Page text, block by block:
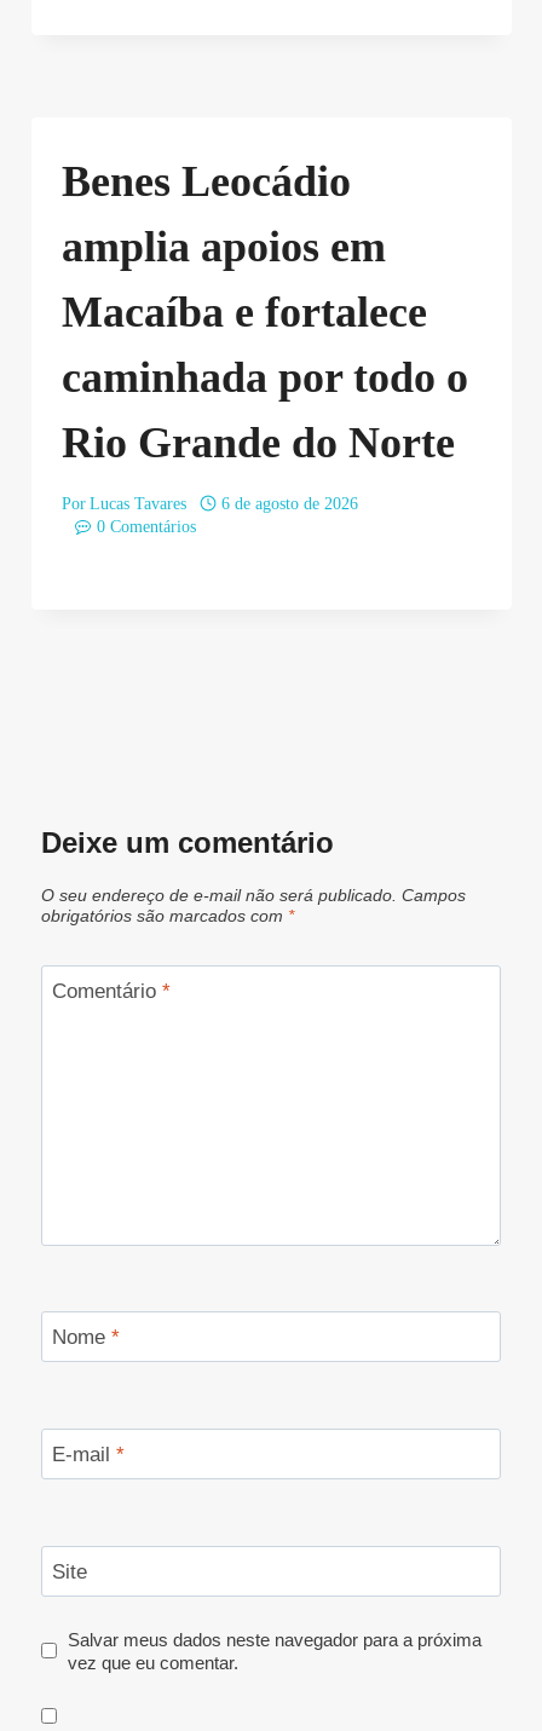
Benes Leocádio
amplia apoios em
Macaíba e fortalece
caminhada por todo o
Rio Grande do Norte
Por Lucas Tavares
6 de agosto de 2026
0 Comentários
Deixe um comentário
O seu endereço de e-mail não será publicado. Campos
obrigatórios são marcados com *
Comentário *
Nome *
E-mail *
Site
Salvar meus dados neste navegador para a próxima
vez que eu comentar.